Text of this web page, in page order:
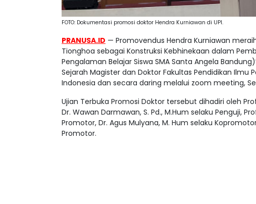
FOTO: Dokumentasi promosi doktor Hendra Kurniawan di UPI.
PRANUSA.ID — Promovendus Hendra Kurniawan
Tionghoa sebagai Konstruksi Kebhinekaan dalam
Pengalaman Belajar Siswa SMA Santa Angela
Sejarah Magister dan Doktor Fakultas Pendidikan Ilmu
Indonesia dan secara daring melalui zoom meeting,
Ujian Terbuka Promosi Doktor tersebut dihadiri oleh
Dr. Wawan Darmawan, S. Pd., M.Hum selaku Penguji,
Promotor, Dr. Agus Mulyana, M. Hum selaku
Promotor.